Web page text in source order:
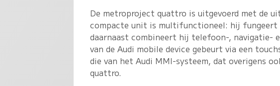
De metroproject quattro is uitgevoerd met de
compacte unit is multifunctioneel: hij fungeert
daarnaast combineert hij telefoon-, navigatie-
van de Audi mobile device gebeurt via een
die van het Audi MMI-systeem, dat overigens
quattro.